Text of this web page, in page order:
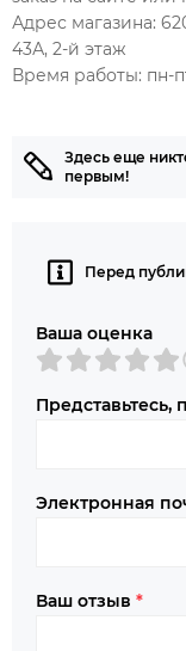
Адрес магазина:
43А, 2-й этаж
Время работы: пн-
Здесь еще
первым!
Перед
Ваша оценка
Представьтесь,
Электронная
Ваш отзыв *